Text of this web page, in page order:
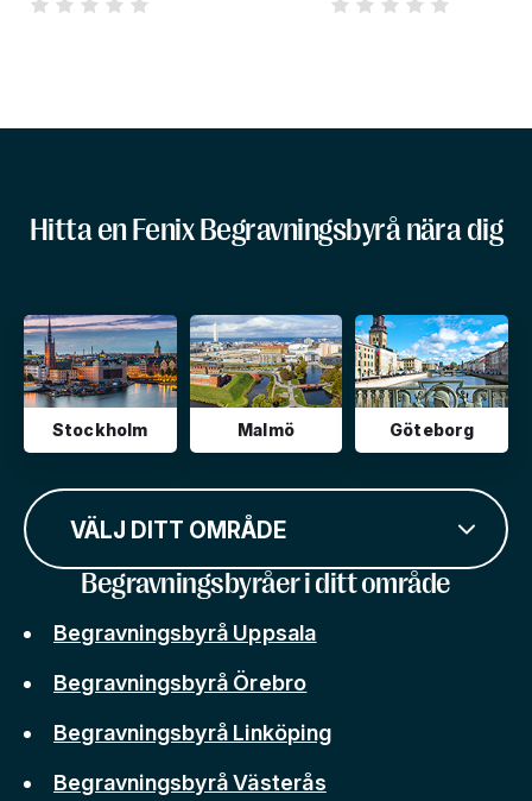
Hitta en Fenix Begravningsbyrå nära dig
Stockholm Malmö Göteborg
VÄLJ DITT OMRÅDE
Begravningsbyråer i ditt område
Begravningsbyrå Uppsala
Begravningsbyrå Örebro
Begravningsbyrå Linköping
Begravningsbyrå Västerås